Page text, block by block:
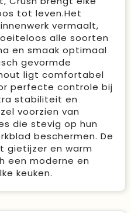
tot leven.Het
vermaalt,
alle soorten
en smaak optimaal
gevormde
ligt comfortabel
perfecte controle bij
stabiliteit en
voorzien van
die stevig op hun
beschermen. De
gietijzer en warm
een moderne en
keuken.